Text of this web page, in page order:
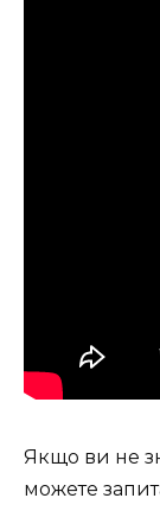
Якщо ви не
можете